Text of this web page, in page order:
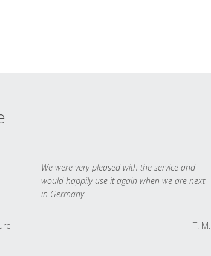
We were very pleased with the service and
would happily use it again when we are next
in Germany.
T. M.